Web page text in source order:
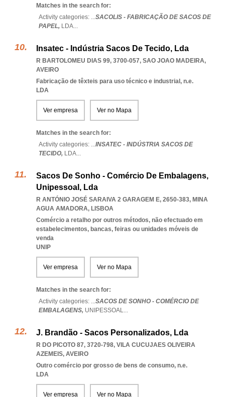
Matches in the search for:
Activity categories: ...SACOLIS - FABRICAÇÃO DE SACOS DE
PAPEL, LDA...
Insatec - Indústria Sacos De Tecido, Lda
R BARTOLOMEU DIAS 99, 3700-057, SAO JOAO MADEIRA,
AVEIRO
Fabricação de têxteis para uso técnico e industrial, n.e.
LDA
Ver empresa Ver no Mapa
Matches in the search for:
Activity categories: ...INSATEC - INDÚSTRIA SACOS DE
TECIDO, LDA...
Sacos De Sonho - Comércio De Embalagens,
Unipessoal, Lda
R ANTÓNIO JOSÉ SARAIVA 2 GARAGEM E, 2650-383, MINA
AGUA AMADORA, LISBOA
Comércio a retalho por outros métodos, não efectuado em
estabelecimentos, bancas, feiras ou unidades móveis de
venda
UNIP
Ver empresa Ver no Mapa
Matches in the search for:
Activity categories: ...SACOS DE SONHO - COMÉRCIO DE
EMBALAGENS, UNIPESSOAL...
J. Brandão - Sacos Personalizados, Lda
R DO PICOTO 87, 3720-798, VILA CUCUJAES OLIVEIRA
AZEMEIS, AVEIRO
Outro comércio por grosso de bens de consumo, n.e.
LDA
Ver empresa Ver no Mapa